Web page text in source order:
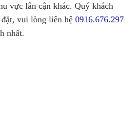
vực lân cận khác. Quý khách
vui lòng liên hệ 0916.676.297
nhất.